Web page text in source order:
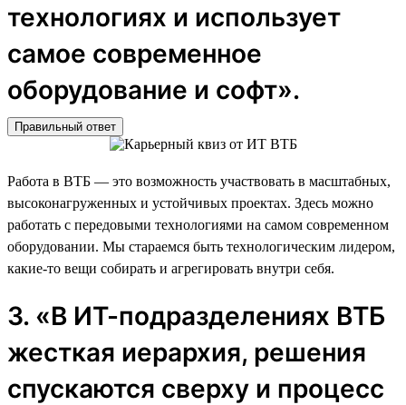
технологиях и использует
самое современное
оборудование и софт».
Правильный ответ
Работа в ВТБ — это возможность участвовать в масштабных,
высоконагруженных и устойчивых проектах. Здесь можно
работать с передовыми технологиями на самом современном
оборудовании. Мы стараемся быть технологическим лидером,
какие-то вещи собирать и агрегировать внутри себя.
3. «В ИТ-подразделениях ВТБ
жесткая иерархия, решения
спускаются сверху и процесс